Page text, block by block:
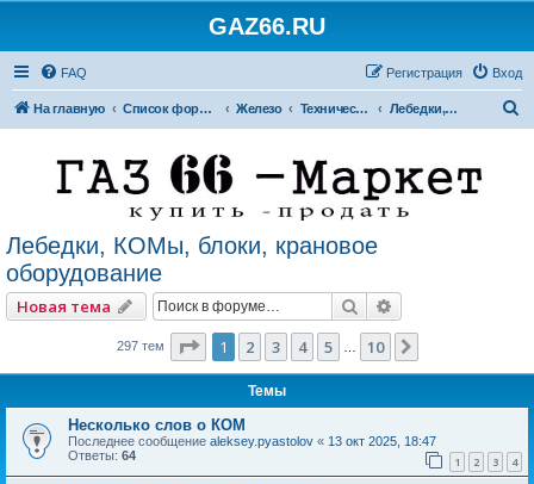
GAZ66.RU
FAQ Вход
Регистрация
На главную Список форумов Железо Технический форум Лебедки, КОМы, блоки, крановое оборудование
Лебедки, КОМы, блоки, крановое
оборудование
Новая тема Поиск
297 тем Страница из 10
1 2 3 4 5 10
Темы
Несколько слов о КОМ
Последнее сообщение aleksey.pyastolov « 13 окт 2025, 18:47
Ответы: 64 1 2 3 4